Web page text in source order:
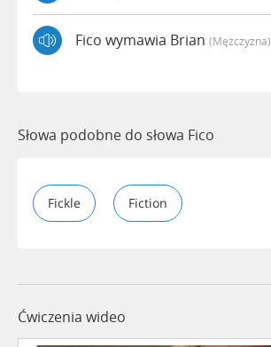
Fico wymawia Brian (mężczyzna)
Słowa podobne do słowa Fico
Fickle Fiction
Ćwiczenia wideo